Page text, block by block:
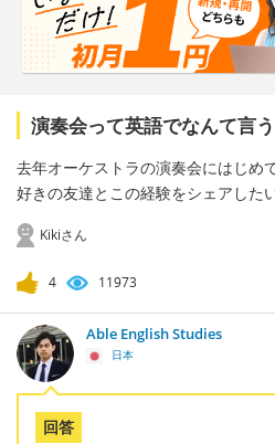
演奏会って英語でなんて言
去年オーケストラの演奏会にはじめ
好きの友達とこの経験をシェアした
Kikiさん
4 11973
Able English Studies
日本
回答